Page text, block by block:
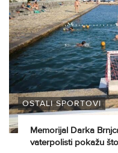
OSTALI SPORTOVI
Memorijal Darka
vaterpolisti pokažu